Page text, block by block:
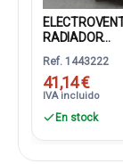
RADIADOR...
Ref. 1443222
41,14 €
IVA incluido
En stock